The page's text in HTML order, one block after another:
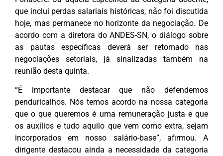
que inclui perdas salariais históricas, não foi discutida
hoje, mas permanece no horizonte da negociação. De
acordo com a diretora do ANDES-SN, o diálogo sobre
as pautas específicas deverá ser retomado nas
negociações setoriais, já sinalizadas também na
reunião desta quinta.
“É importante destacar que não defendemos
penduricalhos. Nós temos acordo na nossa categoria
que o que queremos é uma remuneração justa e que
os auxílios e tudo aquilo que vem como extra, sejam
incorporados em nosso salário-base”, afirmou. A
dirigente destacou ainda a necessidade da categoria